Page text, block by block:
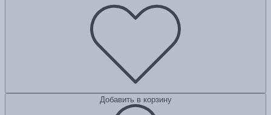
Добавить в корзину